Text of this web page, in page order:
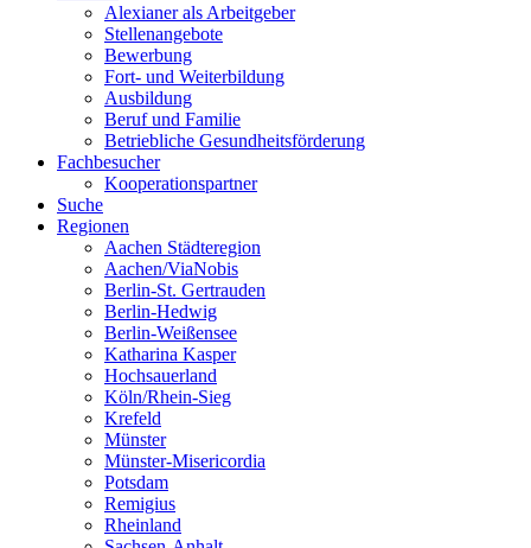
Alexianer als Arbeitgeber
Stellenangebote
Bewerbung
Fort- und Weiterbildung
Ausbildung
Beruf und Familie
Betriebliche Gesundheitsförderung
Fachbesucher
Kooperationspartner
Suche
Regionen
Aachen Städteregion
Aachen/ViaNobis
Berlin-St. Gertrauden
Berlin-Hedwig
Berlin-Weißensee
Katharina Kasper
Hochsauerland
Köln/Rhein-Sieg
Krefeld
Münster
Münster-Misericordia
Potsdam
Remigius
Rheinland